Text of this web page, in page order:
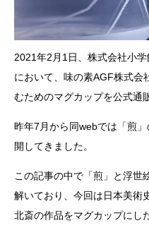
2021年2月1日、株式会社小学
において、味の素AGF株式会
むためのマグカップを公式通
昨年7月から同webでは「煎
開してきました。
この記事の中で「煎」と浮世
解いており、今回は日本美術
北斎の作品をマグカップにし